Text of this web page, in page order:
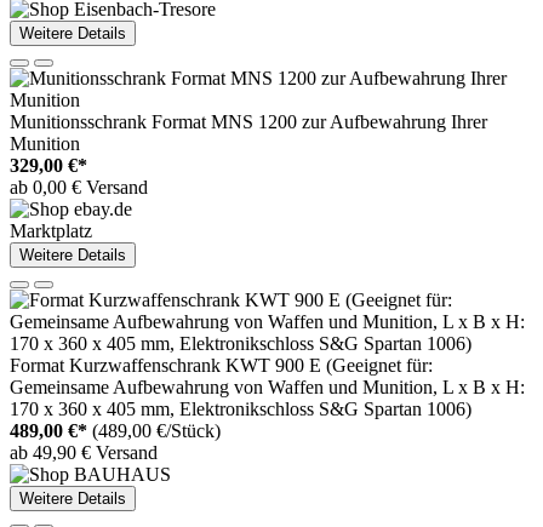
Weitere Details
Munitionsschrank Format MNS 1200 zur Aufbewahrung Ihrer
Munition
329,00 €*
ab 0,00 € Versand
Marktplatz
Weitere Details
Format Kurzwaffenschrank KWT 900 E (Geeignet für:
Gemeinsame Aufbewahrung von Waffen und Munition, L x B x H:
170 x 360 x 405 mm, Elektronikschloss S&G Spartan 1006)
489,00 €* (489,00 €/Stück)
ab 49,90 € Versand
Weitere Details